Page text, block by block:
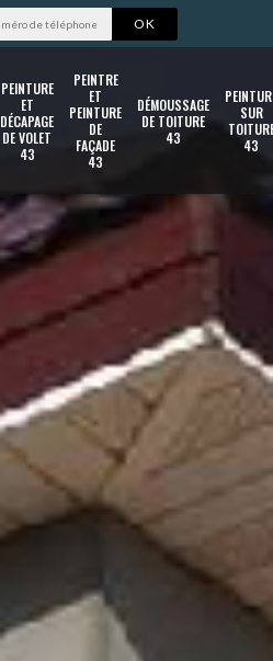
PEINTURE
ET
DÉCAPAGE
DE VOLET
43
PEINTRE
ET
PEINTURE
DE
FAÇADE
43
DÉMOUSSAGE
DE TOITURE
43
SUR
43